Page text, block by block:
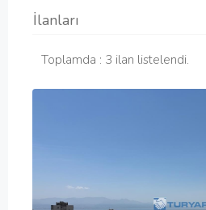
İlanları
Toplamda : 3 ilan listelendi.